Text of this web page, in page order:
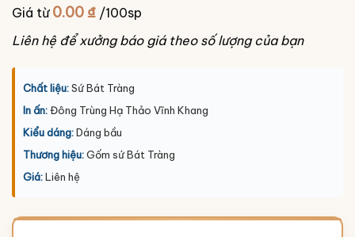
Giá từ 0.00₫ /100sp
Liên hệ để xưởng báo giá theo số lượng của bạn
Chất liệu:Sứ Bát Tràng
In ấn:Đông Trùng Hạ Thảo Vĩnh Khang
Kiểu dáng:Dáng bầu
Thương hiệu:Gốm sứ Bát Tràng
Giá:Liên hệ